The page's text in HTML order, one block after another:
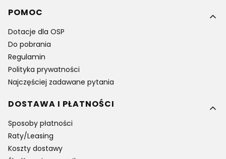
Linki w stopce
POMOC
Dotacje dla OSP
Do pobrania
Regulamin
Polityka prywatności
Najczęściej zadawane pytania
DOSTAWA I PŁATNOŚCI
Sposoby płatności
Raty/Leasing
Koszty dostawy